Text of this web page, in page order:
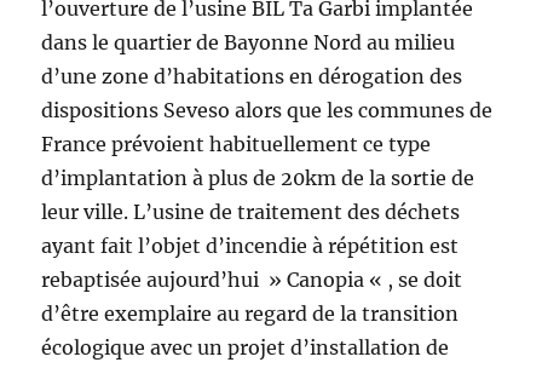
l’ouverture de l’usine BIL Ta Garbi implantée
dans le quartier de Bayonne Nord au milieu
d’une zone d’habitations en dérogation des
dispositions Seveso alors que les communes de
France prévoient habituellement ce type
d’implantation à plus de 20km de la sortie de
leur ville. L’usine de traitement des déchets
ayant fait l’objet d’incendie à répétition est
rebaptisée aujourd’hui » Canopia « , se doit
d’être exemplaire au regard de la transition
écologique avec un projet d’installation de